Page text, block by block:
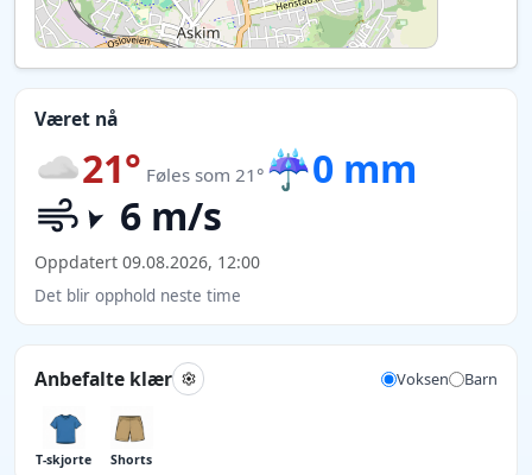
Været nå
21° Føles som 21° ☔0 mm
6 m/s
Oppdatert 09.08.2026, 12:00
Det blir opphold neste time
Anbefalte klær Voksen Barn
T-skjorte Shorts